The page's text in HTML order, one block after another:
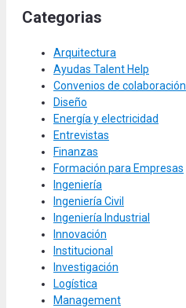
Categorias
Arquitectura
Ayudas Talent Help
Convenios de colaboración
Diseño
Energía y electricidad
Entrevistas
Finanzas
Formación para Empresas
Ingeniería
Ingeniería Civil
Ingeniería Industrial
Innovación
Institucional
Investigación
Logística
Management